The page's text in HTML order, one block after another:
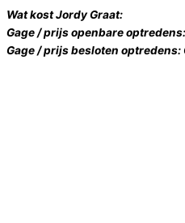
Wat kost Jordy Graat:
Gage / prijs openbare
Gage / prijs besloten optredens: